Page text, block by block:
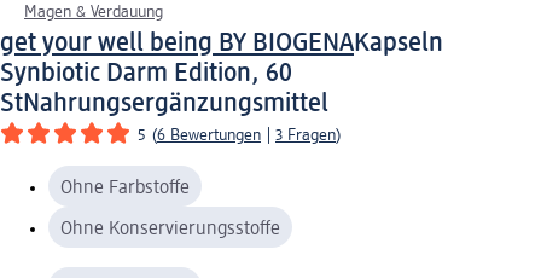
Magen & Verdauung
get your well being BY BIOGENAKapseln
Synbiotic Darm Edition, 60
StNahrungsergänzungsmittel
5 (6 Bewertungen 3 Fragen)
Ohne Farbstoffe
Ohne Konservierungsstoffe